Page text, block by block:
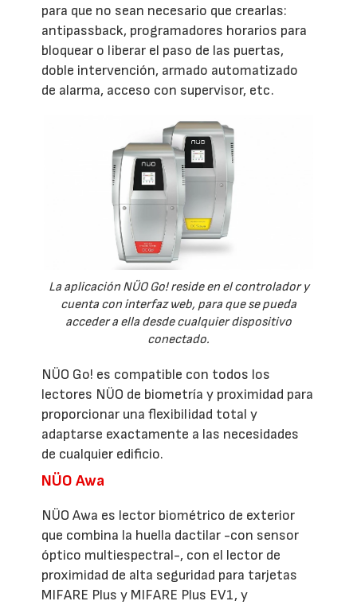
para que no sean necesario que crearlas:
antipassback, programadores horarios para
bloquear o liberar el paso de las puertas,
doble intervención, armado automatizado
de alarma, acceso con supervisor, etc.
La aplicación NÜO Go! reside en el controlador y
cuenta con interfaz web, para que se pueda
acceder a ella desde cualquier dispositivo
conectado.
NÜO Go! es compatible con todos los
lectores NÜO de biometría y proximidad para
proporcionar una flexibilidad total y
adaptarse exactamente a las necesidades
de cualquier edificio.
NÜO Awa
NÜO Awa es lector biométrico de exterior
que combina la huella dactilar -con sensor
óptico multiespectral-, con el lector de
proximidad de alta seguridad para tarjetas
MIFARE Plus y MIFARE Plus EV1, y